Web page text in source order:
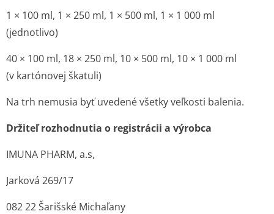
1 × 100 ml, 1 × 250 ml, 1 × 500 ml, 1 × 1 000 ml
(jednotlivo)
40 × 100 ml, 18 × 250 ml, 10 × 500 ml, 10 × 1 000 ml
(v kartónovej škatuli)
Na trh nemusia byť uvedené všetky veľkosti balenia.
Držiteľ rozhodnutia o registrácii a výrobca
IMUNA PHARM, a.s,
Jarková 269/17
082 22 Šarišské Michaľany